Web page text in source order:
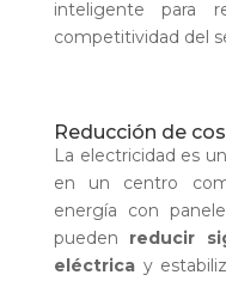
inteligente para
competitividad del
Reducción de
La electricidad es
en un centro
energía con
pueden reducir
eléctricay